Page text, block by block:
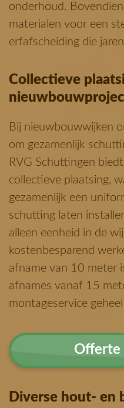
onderhoud.
materialen voor een
erfafscheiding die
Collectieve
Bij nieuwbouwwijken
om gezamenlijk
RVG Schuttingen
collectieve plaatsing,
gezamenlijk een
schutting laten
alleen eenheid in de
kostenbesparend
afname van 10 meter
afnames vanaf 15
montageservice
Offerte
Diverse hout- en